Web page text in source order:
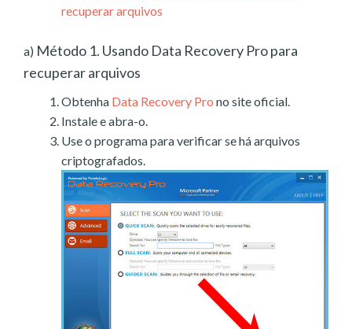
recuperar arquivos
a) Método 1. Usando Data Recovery Pro para
recuperar arquivos
Obtenha Data Recovery Pro no site oficial.
Instale e abra-o.
Use o programa para verificar se há arquivos
criptografados.